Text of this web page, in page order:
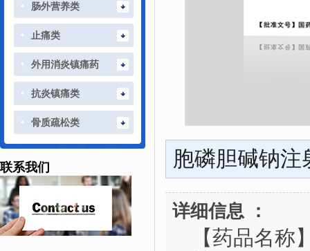
肠外营养类
止痛类
外用消炎镇痛药
抗炎镇痛类
骨质疏松类
联系我们 胞磷胆碱钠注
详细信息 ：
【药品名称